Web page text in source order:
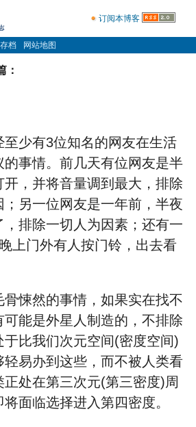
订阅本博客
档 网站地图
：
少有3位知名的网友在生活
的事情。前几天有位网友是半
，并将音量调到最大，排除
另一位网友是一年前，半夜
排除一切人为因素；还有一
上门外有人按门铃，出去看
悚然的事情，如果实在找不
能是外星人制造的，不排除
比我们次元空间(密度空间)
轻易办到这些，而不被人类看
处在第三次元(第三密度)周
面临选择进入第四密度。